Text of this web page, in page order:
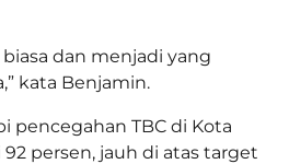
dan menjadi yang
kata Benjamin.
pencegahan TBC di Kota
persen, jauh di atas target